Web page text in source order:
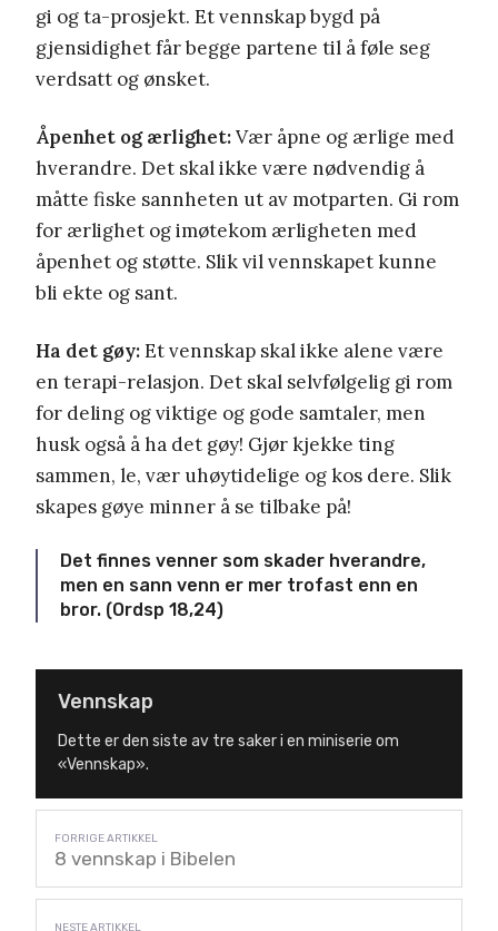
gi og ta-prosjekt. Et vennskap bygd på
gjensidighet får begge partene til å føle seg
verdsatt og ønsket.
Åpenhet og ærlighet:Vær åpne og ærlige med
hverandre. Det skal ikke være nødvendig å
måtte fiske sannheten ut av motparten. Gi rom
for ærlighet og imøtekom ærligheten med
åpenhet og støtte. Slik vil vennskapet kunne
bli ekte og sant.
Ha det gøy:Et vennskap skal ikke alene være
en terapi-relasjon. Det skal selvfølgelig gi rom
for deling og viktige og gode samtaler, men
husk også å ha det gøy! Gjør kjekke ting
sammen, le, vær uhøytidelige og kos dere. Slik
skapes gøye minner å se tilbake på!
Det finnes venner som skader hverandre,
men en sann venn er mer trofast enn en
bror. (Ordsp 18,24)
Vennskap
Dette er den siste av tre saker i en miniserie om
«Vennskap».
8 vennskap i Bibelen